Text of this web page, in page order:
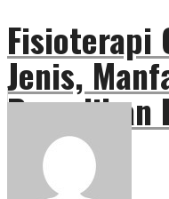
Fisioterapi
Jenis,
Pemulihan